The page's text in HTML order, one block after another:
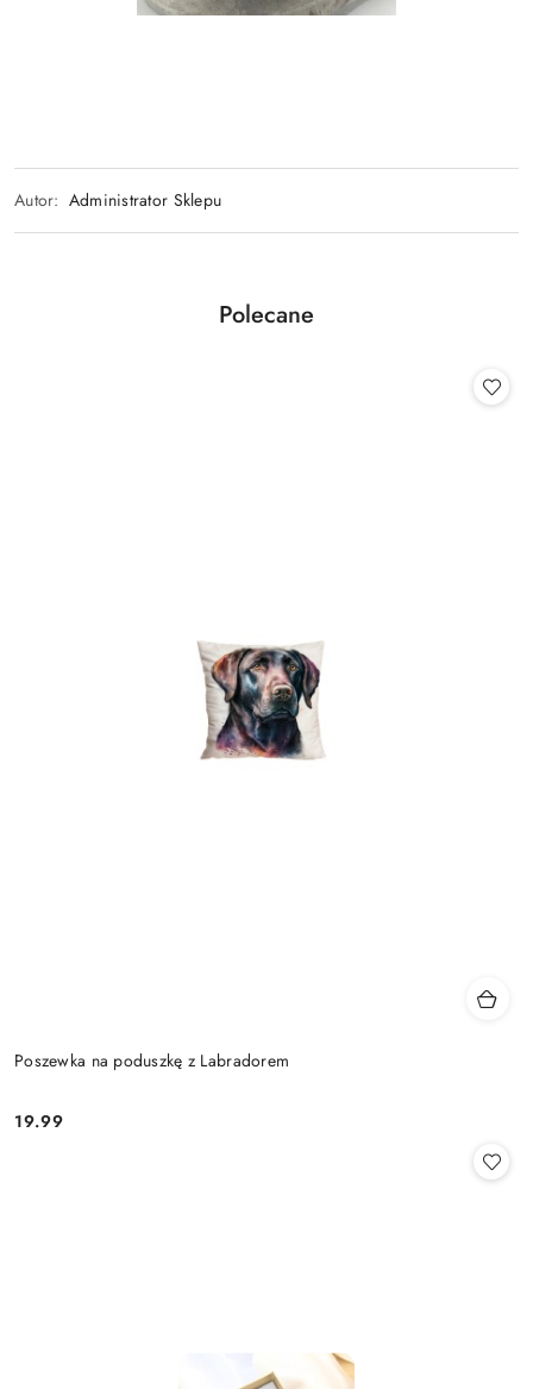
Autor: Administrator Sklepu
Pomiń karuzelę produktów
Produkty
Polecane
Poszewka na poduszkę z Labradorem
Cena:
19.99